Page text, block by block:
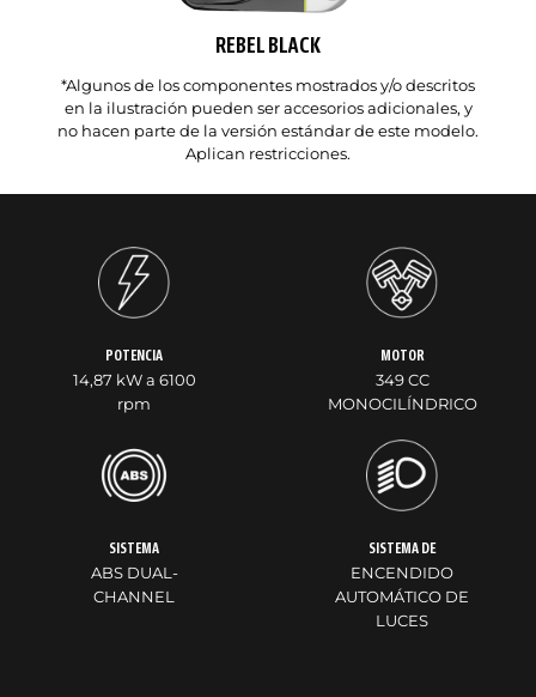
REBEL BLACK
*Algunos de los componentes mostrados y/o descritos
en la ilustración pueden ser accesorios adicionales, y
no hacen parte de la versión estándar de este modelo.
Aplican restricciones.
POTENCIA
14,87 kW a 6100
rpm
MOTOR
349 CC
MONOCILÍNDRICO
SISTEMA
ABS DUAL-
CHANNEL
SISTEMA DE
ENCENDIDO
AUTOMÁTICO DE
LUCES